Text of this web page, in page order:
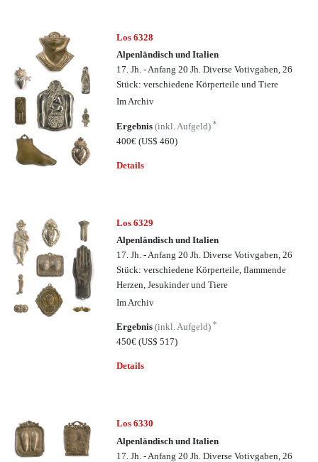
Los 6328
Alpenländisch und Italien
17. Jh. - Anfang 20 Jh. Diverse Votivgaben, 26
Stück: verschiedene Körperteile und Tiere
Im Archiv
Ergebnis(inkl. Aufgeld)*
400€(US$ 460)
Details
Los 6329
Alpenländisch und Italien
17. Jh. - Anfang 20 Jh. Diverse Votivgaben, 26
Stück: verschiedene Körperteile, flammende
Herzen, Jesukinder und Tiere
Im Archiv
Ergebnis(inkl. Aufgeld)*
450€(US$ 517)
Details
Los 6330
Alpenländisch und Italien
17. Jh. - Anfang 20 Jh. Diverse Votivgaben, 26